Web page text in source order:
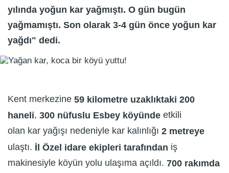
yılında yoğun kar yağmıştı. O gün bugün
yağmamıştı. Son olarak 3-4 gün önce yoğun kar
yağdı" dedi.
Kent merkezine 59 kilometre uzaklıktaki 200
haneli, 300 nüfuslu Esbey köyünde etkili
olan kar yağışı nedeniyle kar kalınlığı 2 metreye
ulaştı. İl Özel idare ekipleri tarafından iş
makinesiyle köyün yolu ulaşıma açıldı. 700 rakımda